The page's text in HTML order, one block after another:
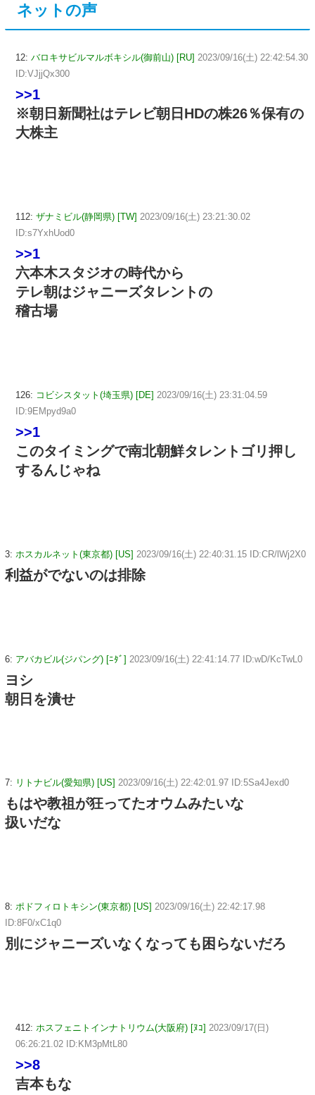
ネットの声
12: バロキサビルマルボキシル(御前山) [RU] 2023/09/16(土) 22:42:54.30
ID:VJjjQx300
>>1
※朝日新聞社はテレビ朝日HDの株26％保有の
大株主
112: ザナミビル(静岡県) [TW] 2023/09/16(土) 23:21:30.02
ID:s7YxhUod0
>>1
六本木スタジオの時代から
テレ朝はジャニーズタレントの
稽古場
126: コビシスタット(埼玉県) [DE] 2023/09/16(土) 23:31:04.59
ID:9EMpyd9a0
>>1
このタイミングで南北朝鮮タレントゴリ押し
するんじゃね
3: ホスカルネット(東京都) [US] 2023/09/16(土) 22:40:31.15 ID:CR/lWj2X0
利益がでないのは排除
6: アバカビル(ジパング) [ﾆﾀﾞ] 2023/09/16(土) 22:41:14.77 ID:wD/KcTwL0
ヨシ
朝日を潰せ
7: リトナビル(愛知県) [US] 2023/09/16(土) 22:42:01.97 ID:5Sa4Jexd0
もはや教祖が狂ってたオウムみたいな
扱いだな
8: ポドフィロトキシン(東京都) [US] 2023/09/16(土) 22:42:17.98
ID:8F0/xC1q0
別にジャニーズいなくなっても困らないだろ
412: ホスフェニトインナトリウム(大阪府) [ﾇｺ] 2023/09/17(日)
06:26:21.02 ID:KM3pMtL80
>>8
吉本もな